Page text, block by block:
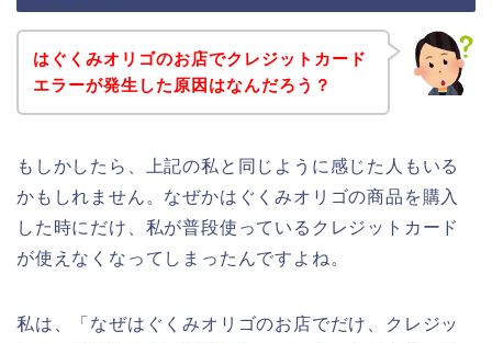
はぐくみオリゴのお店でクレジットカード
エラーが発生した原因はなんだろう？
もしかしたら、上記の私と同じように感じた人もいる
かもしれません。なぜかはぐくみオリゴの商品を購入
した時にだけ、私が普段使っているクレジットカード
が使えなくなってしまったんですよね。
私は、「なぜはぐくみオリゴのお店でだけ、クレジッ